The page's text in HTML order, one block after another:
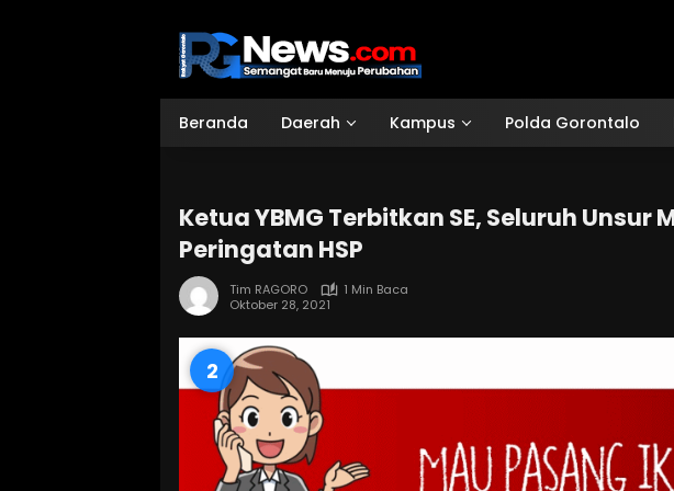
Beranda Daerah Kampus Polda Gorontalo
Ketua YBMG Terbitkan SE, Seluruh Unsur
Peringatan HSP
Tim RAGORO
1 Min Baca
Oktober 28, 2021
1